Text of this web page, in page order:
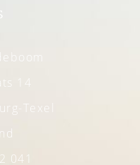
14
Texel
041